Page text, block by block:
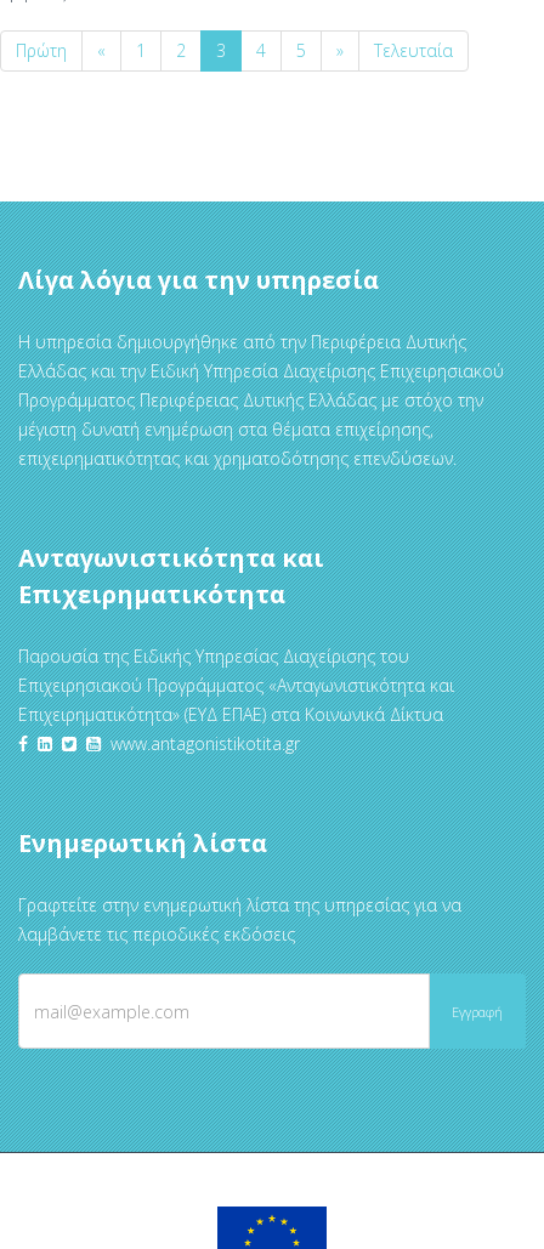
Πρώτη « 1 2 3 4 5 » Τελευταία
Λίγα λόγια για την υπηρεσία
Η υπηρεσία δημιουργήθηκε από την Περιφέρεια Δυτικής
Ελλάδας και την Ειδική Υπηρεσία Διαχείρισης Επιχειρησιακού
Προγράμματος Περιφέρειας Δυτικής Ελλάδας με στόχο την
μέγιστη δυνατή ενημέρωση στα θέματα επιχείρησης,
επιχειρηματικότητας και χρηματοδότησης επενδύσεων.
Ανταγωνιστικότητα και
Επιχειρηματικότητα
Παρουσία της Ειδικής Υπηρεσίας Διαχείρισης του
Επιχειρησιακού Προγράμματος «Ανταγωνιστικότητα και
Επιχειρηματικότητα» (ΕΥΔ ΕΠΑΕ) στα Κοινωνικά Δίκτυα
www.antagonistikotita.gr
Ενημερωτική λίστα
Γραφτείτε στην ενημερωτική λίστα της υπηρεσίας για να
λαμβάνετε τις περιοδικές εκδόσεις